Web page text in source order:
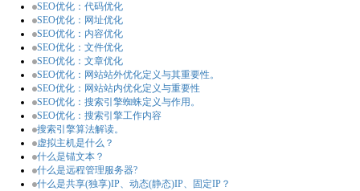
SEO优化：代码优化
SEO优化：网址优化
SEO优化：内容优化
SEO优化：文件优化
SEO优化：文章优化
SEO优化：网站站外优化定义与其重要性。
SEO优化：网站站内优化定义与重要性
SEO优化：搜索引擎蜘蛛定义与作用。
SEO优化：搜索引擎工作内容
搜索引擎算法解读。
虚拟主机是什么？
什么是锚文本？
什么是远程管理服务器?
什么是共享(独享)IP、动态(静态)IP、固定IP？